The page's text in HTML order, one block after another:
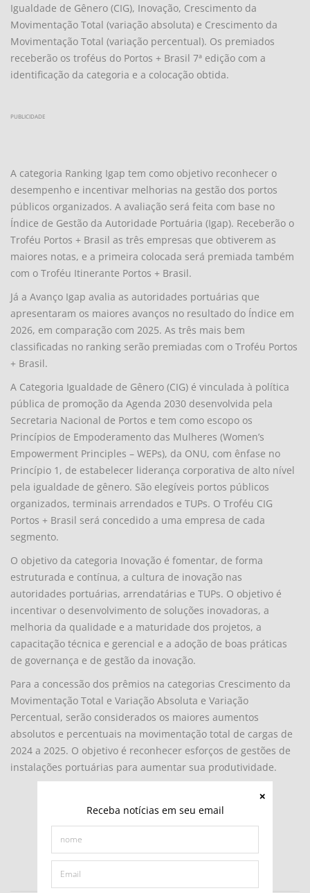
Receba notícias em seu email
Igualdade de Gênero (CIG), Inovação, Crescimento da
Movimentação Total (variação absoluta) e Crescimento da
Movimentação Total (variação percentual). Os premiados
receberão os troféus do Portos + Brasil 7ª edição com a
identificação da categoria e a colocação obtida.
PUBLICIDADE
A categoria Ranking Igap tem como objetivo reconhecer o
desempenho e incentivar melhorias na gestão dos portos
públicos organizados. A avaliação será feita com base no
Índice de Gestão da Autoridade Portuária (Igap). Receberão o
Troféu Portos + Brasil as três empresas que obtiverem as
maiores notas, e a primeira colocada será premiada também
com o Troféu Itinerante Portos + Brasil.
Já a Avanço Igap avalia as autoridades portuárias que
apresentaram os maiores avanços no resultado do Índice em
2026, em comparação com 2025. As três mais bem
classificadas no ranking serão premiadas com o Troféu Portos
+ Brasil.
A Categoria Igualdade de Gênero (CIG) é vinculada à política
pública de promoção da Agenda 2030 desenvolvida pela
Secretaria Nacional de Portos e tem como escopo os
Princípios de Empoderamento das Mulheres (Women’s
Empowerment Principles – WEPs), da ONU, com ênfase no
Princípio 1, de estabelecer liderança corporativa de alto nível
pela igualdade de gênero. São elegíveis portos públicos
organizados, terminais arrendados e TUPs. O Troféu CIG
Portos + Brasil será concedido a uma empresa de cada
segmento.
O objetivo da categoria Inovação é fomentar, de forma
estruturada e contínua, a cultura de inovação nas
autoridades portuárias, arrendatárias e TUPs. O objetivo é
incentivar o desenvolvimento de soluções inovadoras, a
melhoria da qualidade e a maturidade dos projetos, a
capacitação técnica e gerencial e a adoção de boas práticas
de governança e de gestão da inovação.
Para a concessão dos prêmios na categorias Crescimento da
Movimentação Total e Variação Absoluta e Variação
Percentual, serão considerados os maiores aumentos
absolutos e percentuais na movimentação total de cargas de
2024 a 2025. O objetivo é reconhecer esforços de gestões de
instalações portuárias para aumentar sua produtividade.